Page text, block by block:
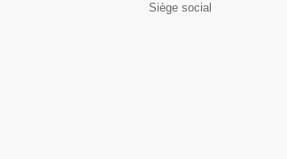
Siège social